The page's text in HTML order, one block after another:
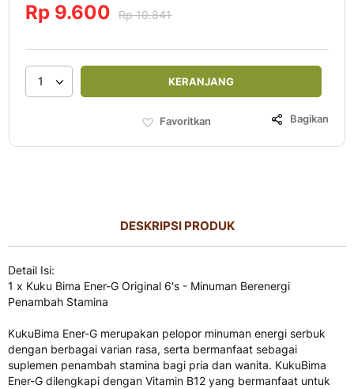
Bagikan
Rp 9.600 Rp 10.841
1 KERANJANG
Favoritkan
DESKRIPSI PRODUK
Detail Isi:
1 x Kuku Bima Ener-G Original 6's - Minuman Berenergi
Penambah Stamina
KukuBima Ener-G merupakan pelopor minuman energi serbuk
dengan berbagai varian rasa, serta bermanfaat sebagai
suplemen penambah stamina bagi pria dan wanita. KukuBima
Ener-G dilengkapi dengan Vitamin B12 yang bermanfaat untuk